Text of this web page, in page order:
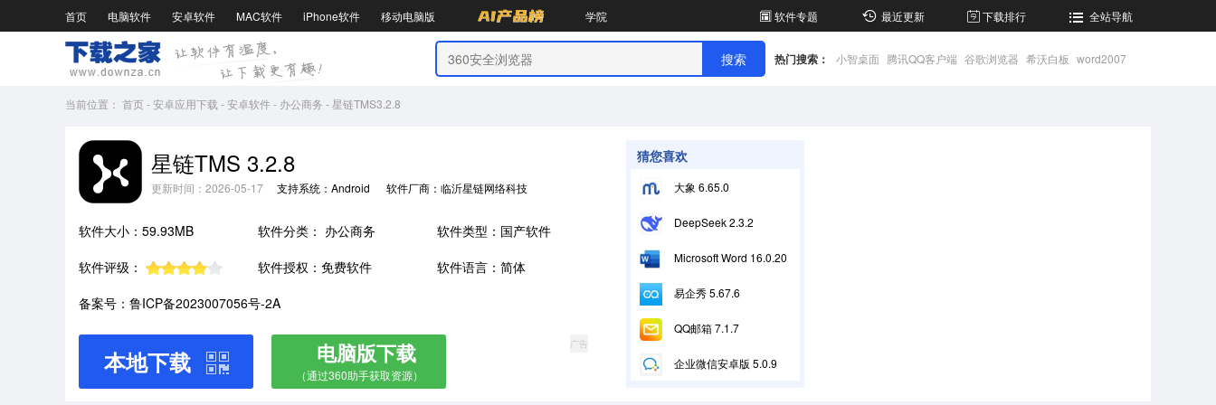
首页 电脑软件 安卓软件 MAC软件 iPhone软件 移动电脑版 学院 软件专题 最近更新 下载排行 全站导航
热门搜索： 小智桌面 腾讯QQ客户端 谷歌浏览器 希沃白板 word2007
当前位置： 首页-安卓应用下载 -安卓软件- 办公商务 -星链TMS3.2.8
星链TMS 3.2.8
更新时间：2026-05-17 支持系统：Android 软件厂商：临沂星链网络科技有限公司
软件大小：59.93MB 软件分类： 办公商务
软件类型：国产软件
软件评级：
软件授权：免费软件
软件语言：简体
备案号：鲁ICP备2023007056号-2A
本地下载 电脑版下载
（通过360助手获取资源）
广告
猜您喜欢
大象 6.65.0
DeepSeek 2.3.2
Microsoft Word 16.0.20228.20090
易企秀 5.67.6
QQ邮箱 7.1.7
企业微信安卓版 5.0.9